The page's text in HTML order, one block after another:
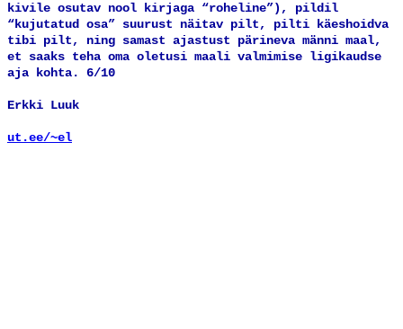
kivile osutav nool kirjaga “roheline”), pildil
“kujutatud osa” suurust näitav pilt, pilti käeshoidva
tibi pilt, ning samast ajastust pärineva männi maal,
et saaks teha oma oletusi maali valmimise ligikaudse
aja kohta. 6/10
Erkki Luuk
ut.ee/~el